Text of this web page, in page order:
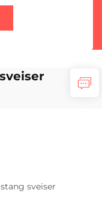
sveiser